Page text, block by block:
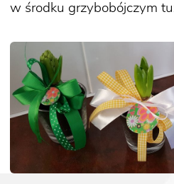
w środku grzybobójczym